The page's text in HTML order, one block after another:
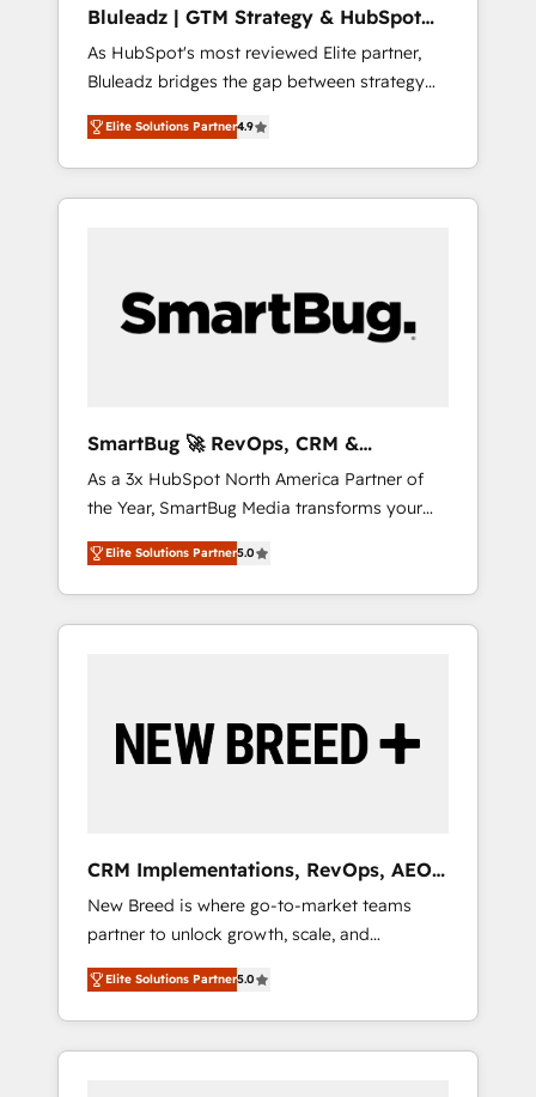
ら、GTMの見える化・自動化まで。全Hub統合
運用、データ品質設計、グループ横断のCRM統
合に対応します。 2️⃣ AIエージェント組織構築
営業・マーケティング業務の一部をAIが自律実
行する組織への移行を設計・実装。Breeze・
Claude等をHubSpotと連携させ、役割定義・運
用ルール・成果指標まで含めて設計します。 3️⃣
PMOとして主導。「設定の代行ではなく、設計
の責任」を引き受け、部門横断の統合・浸透・
Hubで一体提供。 ▸ 既存CRM・MAからの移行
支援：Salesforce・Marketo・Pardot等からの
移行、カスタム設計、履歴データ移行と活用設
計まで。 ▸ AEO対応：ChatGPT・Perplexity等
のAI検索からの流入・引用を前提にコンテンツ
HubSpotアワード受賞・HUGリーダー ✓
AI活用に関するご相談、現状整理の壁打ちな
ど、構想段階からお気軽にお問い合わせくださ
Bluleadz | GTM Strategy & HubSpot
Implementation
As HubSpot's most reviewed Elite partner,
Bluleadz bridges the gap between strategy
and execution. We don't just "set up tools" —
we install the GTM Operating System (GTM
OS) to align your leadership and engineer a
portal that drives predictable revenue
and Story to stop "accelerating a mess." ⚙️
Elite Engineering & AI Scalable Architecture:
agents, and high-integrity migrations for total
reporting clarity. Security & Compliance: SOC
2 Type I and HIPAA attested for enterprise-
grade data security. 🏆 Why Bluleadz? GTM
OS Partner | 16+ Years Experience | 1,000+
Five-Star Reviews
Elite Solutions Partner4.9
SmartBug 🚀 RevOps, CRM &
Integration Experts
As a 3x HubSpot North America Partner of
the Year, SmartBug Media transforms your
customer lifecycle into a revenue engine. Our
unified ecosystem includes specialized
divisions Globalia (AI & Software) and Point
Success Media (Paid Media), making this the
by Globalia’s technical development team. -
19 HubSpot-certified trainers to drive
deployment of Breeze AI and custom agents
to automate growth. 🏆 Elite Excellence - 8
platform accreditations and deep HIPAA-
compliance expertise. - A team of 250+
experts dedicated to your resilient growth.
Elite Solutions Partner5.0
CRM Implementations, RevOps, AEO
+ Web, Demand Gen
New Breed is where go-to-market teams
partner to unlock growth, scale, and
transformation. We help companies activate
HubSpot’s AI-powered customer platform
and operationalize HubSpot’s Loop
Marketing framework through expert-led
Elite Solutions Partner5.0